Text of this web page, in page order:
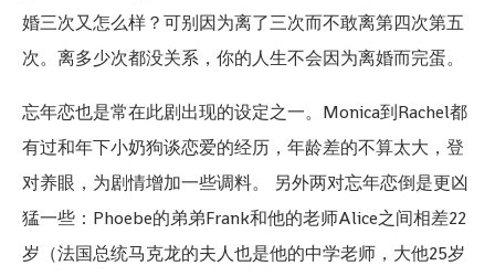
婚三次又怎么样？可别因为离了三次而不敢离第四次第五
次。离多少次都没关系，你的人生不会因为离婚而完蛋。
忘年恋也是常在此剧出现的设定之一。Monica到Rachel都
有过和年下小奶狗谈恋爱的经历，年龄差的不算太大，登
对养眼，为剧情增加一些调料。 另外两对忘年恋倒是更凶
猛一些：Phoebe的弟弟Frank和他的老师Alice之间相差22
岁（法国总统马克龙的夫人也是他的中学老师，大他25岁